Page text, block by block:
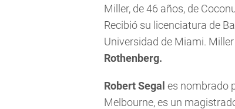
Miller, de 46 años, de
Recibió su licenciatura de
Universidad de Miami.
Rothenberg.
Robert Segal es nombrado
Melbourne, es un